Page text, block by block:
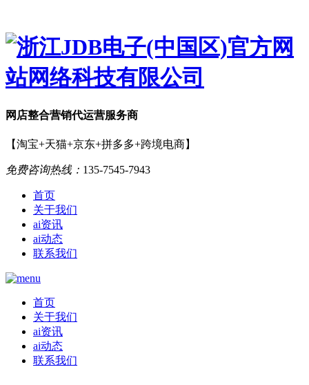
网店整合营销代运营服务商
【淘宝+天猫+京东+拼多多+跨境电商】
免费咨询热线： 135-7545-7943
首页
关于我们
ai资讯
ai动态
联系我们
首页
关于我们
ai资讯
ai动态
联系我们